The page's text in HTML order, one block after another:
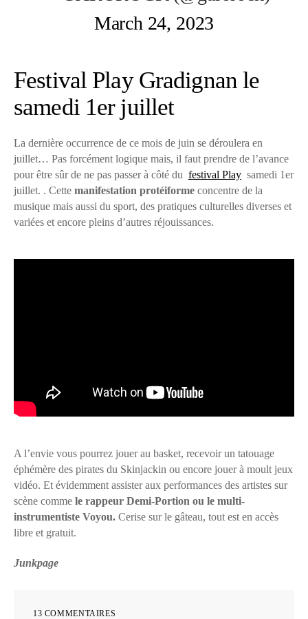
March 24, 2023
Festival Play Gradignan le
samedi 1er juillet
La dernière occurrence de ce mois de juin se déroulera en
juillet… Pas forcément logique mais, il faut prendre de l’avance
pour être sûr de ne pas passer à côté du festival Play samedi 1er
juillet. . Cette manifestation protéiforme concentre de la
musique mais aussi du sport, des pratiques culturelles diverses et
variées et encore pleins d’autres réjouissances.
A l’envie vous pourrez jouer au basket, recevoir un tatouage
éphémère des pirates du Skinjackin ou encore jouer à moult jeux
vidéo. Et évidemment assister aux performances des artistes sur
scène comme le rappeur Demi-Portion ou le multi-
instrumentiste Voyou. Cerise sur le gâteau, tout est en accès
libre et gratuit.
Junkpage
13 COMMENTAIRES